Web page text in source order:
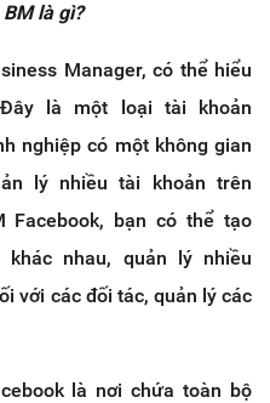
BM là gì?
Manager, có thể hiểu
là một loại tài khoản
nghiệp có một không gian
lý nhiều tài khoản trên
Facebook, bạn có thể tạo
nhau, quản lý nhiều
với các đối tác, quản lý các
là nơi chứa toàn bộ